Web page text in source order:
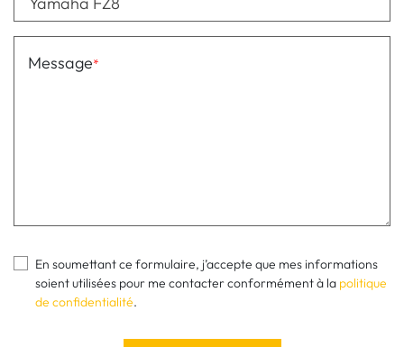
Message
En soumettant ce formulaire, j’accepte que mes informations
soient utilisées pour me contacter conformément à la politique
de confidentialité.